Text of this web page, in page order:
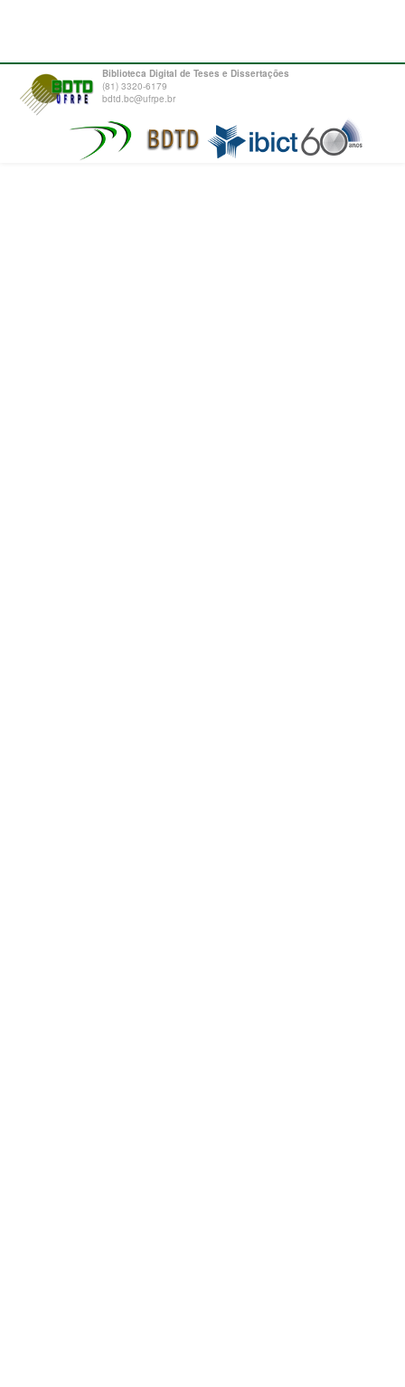
Biblioteca Digital de Teses e Dissertações
(81) 3320-6179
bdtd.bc@ufrpe.br